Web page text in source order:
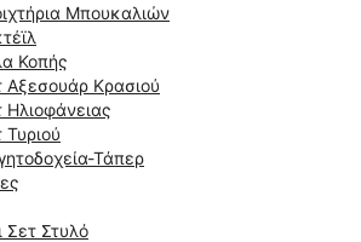
Μπουκαλιών
Κοπής
Αξεσουάρ Κρασιού
Ηλιοφάνειας
Τυριού
Τάπερ
Σετ Στυλό